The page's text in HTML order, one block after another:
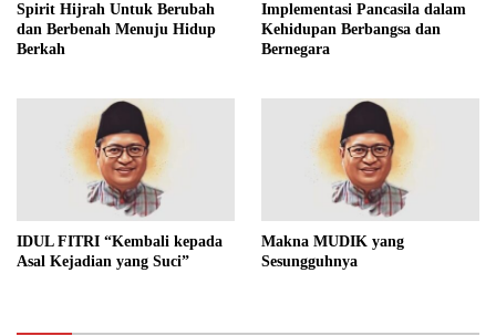
Spirit Hijrah Untuk Berubah
dan Berbenah Menuju Hidup
Berkah
Implementasi Pancasila dalam
Kehidupan Berbangsa dan
Bernegara
IDUL FITRI “Kembali kepada
Asal Kejadian yang Suci”
Makna MUDIK yang
Sesungguhnya